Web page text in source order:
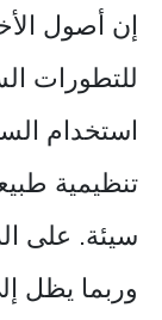
إن أصول
للتطورات
استخدام
تنظيمية
سيئة. على
وربما يظل